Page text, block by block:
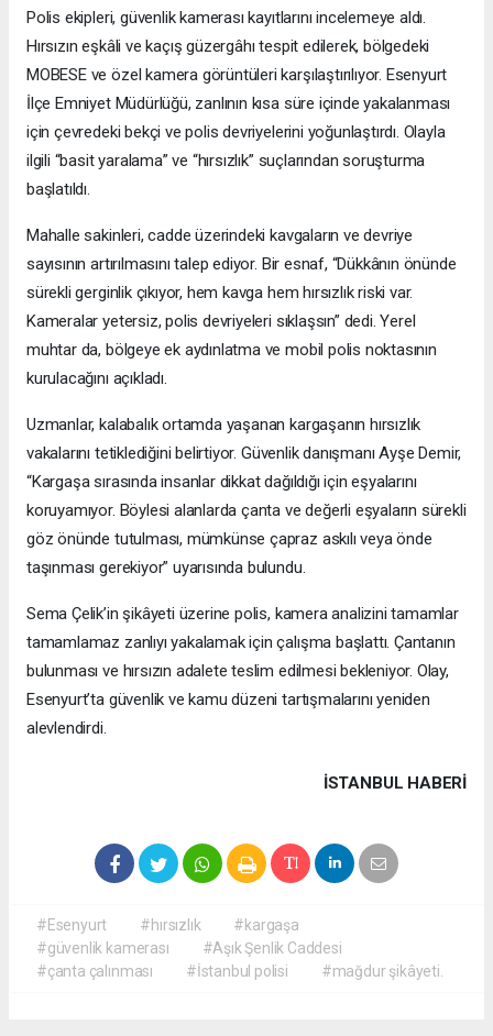
Polis ekipleri, güvenlik kamerası kayıtlarını incelemeye aldı.
Hırsızın eşkâli ve kaçış güzergâhı tespit edilerek, bölgedeki
MOBESE ve özel kamera görüntüleri karşılaştırılıyor. Esenyurt
İlçe Emniyet Müdürlüğü, zanlının kısa süre içinde yakalanması
için çevredeki bekçi ve polis devriyelerini yoğunlaştırdı. Olayla
ilgili “basit yaralama” ve “hırsızlık” suçlarından soruşturma
başlatıldı.
Mahalle sakinleri, cadde üzerindeki kavgaların ve devriye
sayısının artırılmasını talep ediyor. Bir esnaf, “Dükkânın önünde
sürekli gerginlik çıkıyor, hem kavga hem hırsızlık riski var.
Kameralar yetersiz, polis devriyeleri sıklaşsın” dedi. Yerel
muhtar da, bölgeye ek aydınlatma ve mobil polis noktasının
kurulacağını açıkladı.
Uzmanlar, kalabalık ortamda yaşanan kargaşanın hırsızlık
vakalarını tetiklediğini belirtiyor. Güvenlik danışmanı Ayşe Demir,
“Kargaşa sırasında insanlar dikkat dağıldığı için eşyalarını
koruyamıyor. Böylesi alanlarda çanta ve değerli eşyaların sürekli
göz önünde tutulması, mümkünse çapraz askılı veya önde
taşınması gerekiyor” uyarısında bulundu.
Sema Çelik’in şikâyeti üzerine polis, kamera analizini tamamlar
tamamlamaz zanlıyı yakalamak için çalışma başlattı. Çantanın
bulunması ve hırsızın adalete teslim edilmesi bekleniyor. Olay,
Esenyurt’ta güvenlik ve kamu düzeni tartışmalarını yeniden
alevlendirdi.
İSTANBUL HABERİ
#Esenyurt #hırsızlık
#kargaşa
#güvenlik kamerası
#Aşık Şenlik Caddesi
#çanta çalınması
#İstanbul polisi #mağdur şikâyeti.